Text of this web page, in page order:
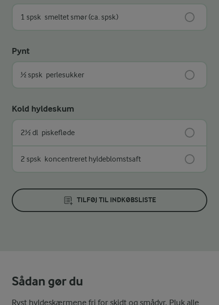
1 spsk smeltet smør (ca. spsk)
Pynt
½ spsk perlesukker
Kold hyldeskum
2½ dl piskefløde
2 spsk koncentreret hyldeblomstsaft
TILFØJ TIL INDKØBSLISTE
Sådan gør du
Ryst hyldeskærmene fri for skidt og smådyr. Pluk alle